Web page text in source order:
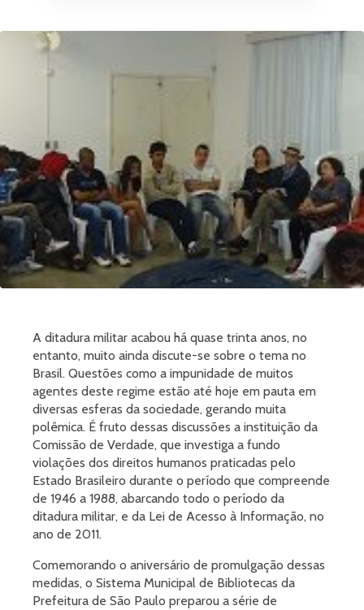
A ditadura militar acabou há quase trinta anos, no
entanto, muito ainda discute-se sobre o tema no
Brasil. Questões como a impunidade de muitos
agentes deste regime estão até hoje em pauta em
diversas esferas da sociedade, gerando muita
polêmica. É fruto dessas discussões a instituição da
Comissão de Verdade, que investiga a fundo
violações dos direitos humanos praticadas pelo
Estado Brasileiro durante o período que compreende
de 1946 a 1988, abarcando todo o período da
ditadura militar, e da Lei de Acesso à Informação, no
ano de 2011.
Comemorando o aniversário de promulgação dessas
medidas, o Sistema Municipal de Bibliotecas da
Prefeitura de São Paulo preparou a série de